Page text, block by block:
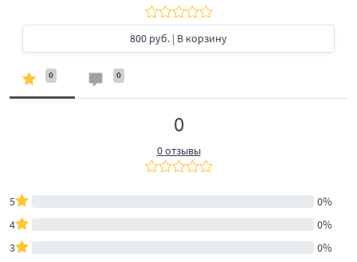
800 руб. | В корзину
0 0
0
0 отзывы
5
0%
4
0%
3
0%